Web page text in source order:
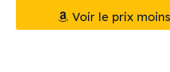
Voir le prix